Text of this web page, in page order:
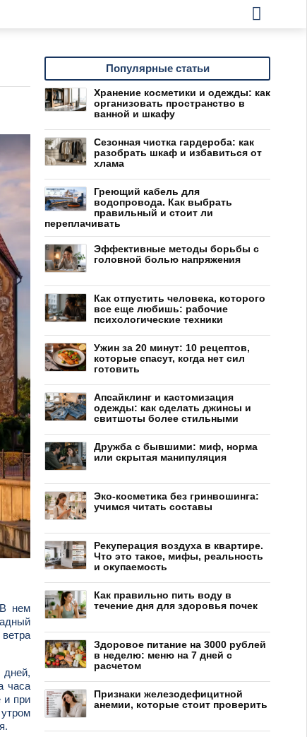
нем
часа
и при
Популярные статьи
Хранение косметики и одежды: как
организовать пространство в
ванной и шкафу
Сезонная чистка гардероба: как
разобрать шкаф и избавиться от
хлама
Греющий кабель для
водопровода. Как выбрать
правильный и стоит ли
переплачивать
Эффективные методы борьбы с
головной болью напряжения
Как отпустить человека, которого
все еще любишь: рабочие
психологические техники
Ужин за 20 минут: 10 рецептов,
которые спасут, когда нет сил
готовить
Апсайклинг и кастомизация
одежды: как сделать джинсы и
свитшоты более стильными
Дружба с бывшими: миф, норма
или скрытая манипуляция
Эко-косметика без гринвошинга:
учимся читать составы
Рекуперация воздуха в квартире.
Что это такое, мифы, реальность
и окупаемость
Как правильно пить воду в
течение дня для здоровья почек
Здоровое питание на 3000 рублей
в неделю: меню на 7 дней с
расчетом
Признаки железодефицитной
анемии, которые стоит проверить